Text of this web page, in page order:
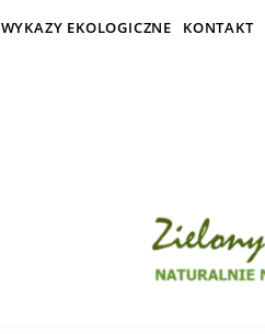
WYKAZY EKOLOGICZNE KONTAKT